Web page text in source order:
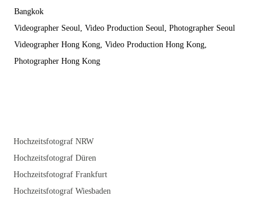
Hochzeitsfotograf NRW
Hochzeitsfotograf Düren
Hochzeitsfotograf Frankfurt
Hochzeitsfotograf Wiesbaden
Bangkok
Videographer Seoul, Video Production Seoul, Photographer Seoul
Videographer Hong Kong, Video Production Hong Kong,
Photographer Hong Kong